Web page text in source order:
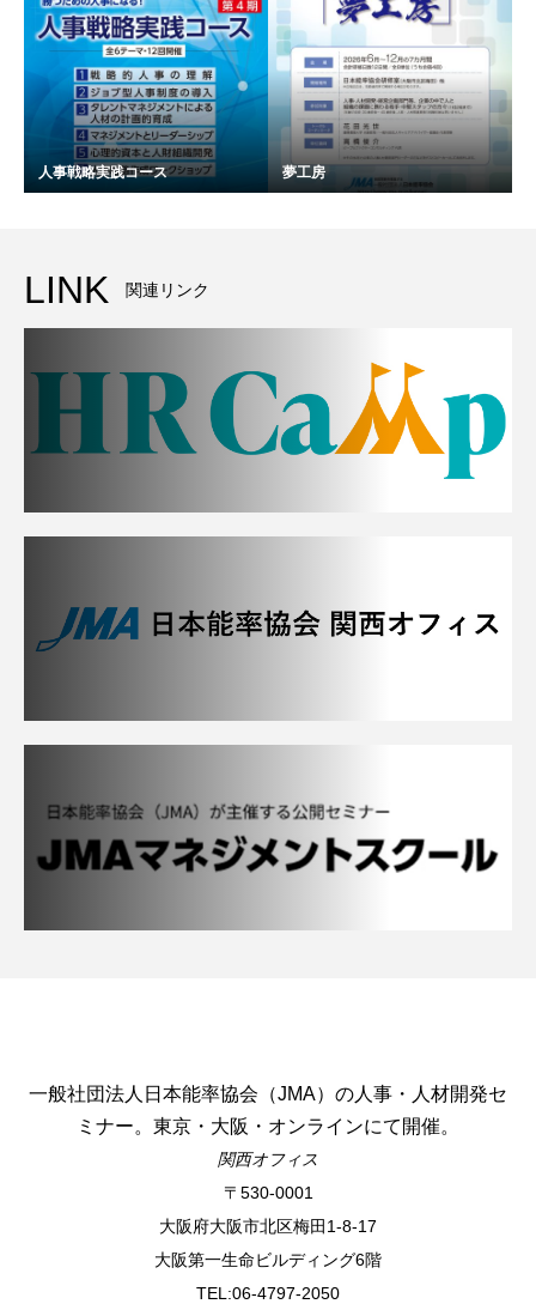
人事戦略実践コース 夢工房
LINK 関連リンク
一般社団法人日本能率協会（JMA）の人事・人材開発セ
ミナー。東京・大阪・オンラインにて開催。
関西オフィス
〒530-0001
⼤阪府⼤阪市北区梅⽥1-8-17
⼤阪第⼀⽣命ビルディング6階
TEL:06-4797-2050